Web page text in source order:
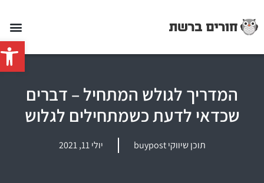
פתח
המדריך לגולש המתחיל – דברים
שכדאי לדעת כשמתחילים לגלוש
תוכן שיווקי buypost יולי 11, 2021